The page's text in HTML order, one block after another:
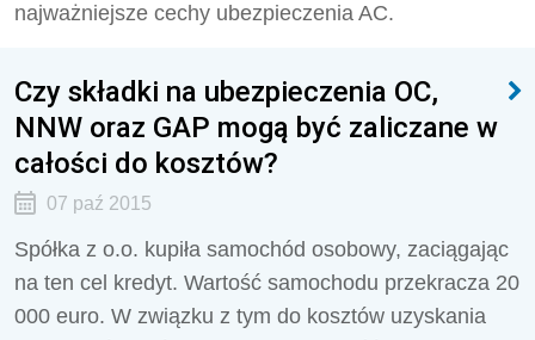
najważniejsze cechy ubezpieczenia AC.
Czy składki na ubezpieczenia OC,
NNW oraz GAP mogą być zaliczane w
całości do kosztów?
07 paź 2015
Spółka z o.o. kupiła samochód osobowy, zaciągając
na ten cel kredyt. Wartość samochodu przekracza 20
000 euro. W związku z tym do kosztów uzyskania